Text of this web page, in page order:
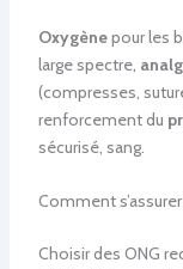
Oxygènepour les
large spectre,
(compresses,
renforcement du
sécurisé, sang.
Comment
Choisir des ONG